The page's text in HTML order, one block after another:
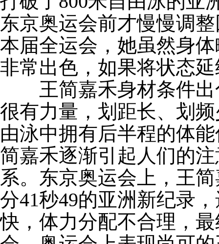
东京奥运会前才慢慢调
本届全运会，她虽然身
非常出色，如果将状态
王简嘉禾身材条件出
很有力量，划距长、划
由泳中拥有后半程的体
简嘉禾逐渐引起人们的
系。东京奥运会上，王
分41秒49的亚洲新纪录
快，体力分配不合理，